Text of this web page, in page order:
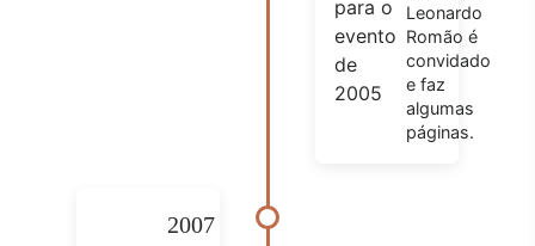
Leonardo
Romão é
convidado
e faz
algumas
páginas.
2007